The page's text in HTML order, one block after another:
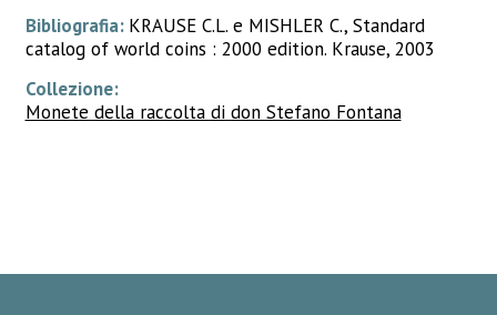
Bibliografia: KRAUSE C.L. e MISHLER C., Standard
catalog of world coins : 2000 edition. Krause, 2003
Collezione:
Monete della raccolta di don Stefano Fontana